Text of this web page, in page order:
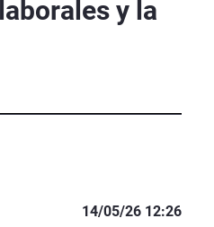
y la
14/05/26 12:26